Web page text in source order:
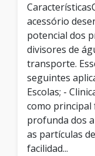
acessório
potencial dos
divisores de
transporte.
seguintes
Escolas; -
como principal
profunda dos
as partículas
facilidad...